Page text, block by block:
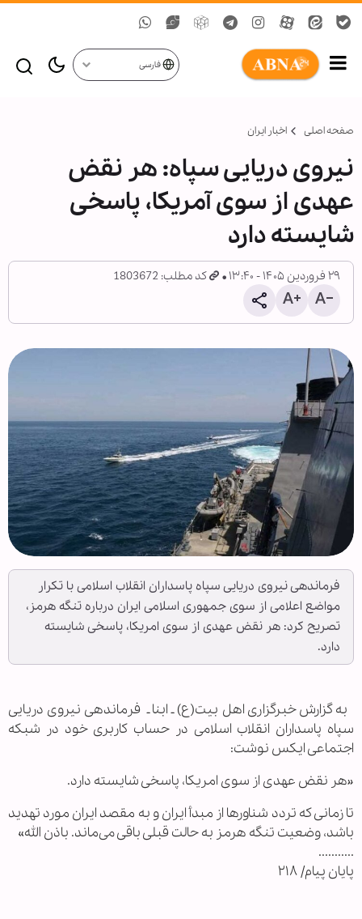
فارسی
صفحه اصلی اخبار ایران
نیروی دریایی سپاه: هر نقض
عهدی از سوی آمریکا، پاسخی
شایسته دارد
۲۹ فروردین ۱۴۰۵ - ۱۳:۴۰ کد مطلب: 1803672
فرماندهی نیروی دریایی سپاه پاسداران انقلاب اسلامی با تکرار
مواضع اعلامی از سوی جمهوری اسلامی ایران درباره تنگه هرمز،
تصریح کرد: هر نقض عهدی از سوی امریکا، پاسخی شایسته
دارد.
به گزارش خبرگزاری اهل بیت(ع) ـ ابنا ـ فرماندهی نیروی دریایی
سپاه پاسداران انقلاب اسلامی در حساب کاربری خود در شبکه
اجتماعی ایکس نوشت:
«هر نقض عهدی از سوی امریکا، پاسخی شایسته دارد.
تا زمانی که تردد شناورها از مبدأ ایران و به مقصد ایران مورد تهدید
باشد، وضعیت تنگه هرمز به حالت قبلی باقی می‌ماند. باذن الله»
...........
پایان پیام/ ۲۱۸